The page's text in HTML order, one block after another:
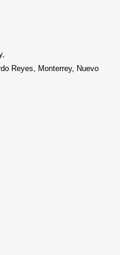
Reyes, Monterrey, Nuevo